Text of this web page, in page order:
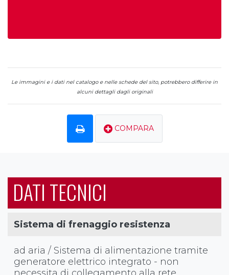
Le immagini e i dati nel catalogo e nelle schede del sito, potrebbero differire in
alcuni dettagli dagli originali
COMPARA
DATI TECNICI
Sistema di frenaggio resistenza
ad aria / Sistema di alimentazione tramite
generatore elettrico integrato - non